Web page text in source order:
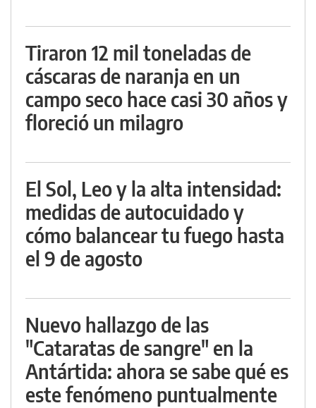
Tiraron 12 mil toneladas de
cáscaras de naranja en un
campo seco hace casi 30 años y
floreció un milagro
El Sol, Leo y la alta intensidad:
medidas de autocuidado y
cómo balancear tu fuego hasta
el 9 de agosto
Nuevo hallazgo de las
"Cataratas de sangre" en la
Antártida: ahora se sabe qué es
este fenómeno puntualmente